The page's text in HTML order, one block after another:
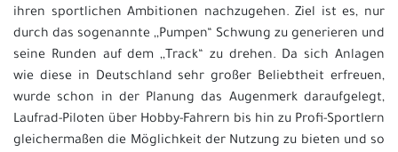
ihren sportlichen Ambitionen nachzugehen. Ziel ist es, nur
durch das sogenannte ,,Pumpen“ Schwung zu generieren und
seine Runden auf dem ,,Track“ zu drehen. Da sich Anlagen
wie diese in Deutschland sehr großer Beliebtheit erfreuen,
wurde schon in der Planung das Augenmerk daraufgelegt,
Laufrad-Piloten über Hobby-Fahrern bis hin zu Profi-Sportlern
gleichermaßen die Möglichkeit der Nutzung zu bieten und so